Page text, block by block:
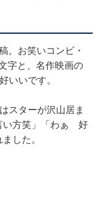
。お笑いコンビ・
字と、名作映画の
いいです。
スターが沢山居ま
い方笑」「わぁ 好
した。